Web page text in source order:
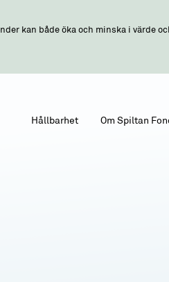
kan både öka och minska i värde
Om Spiltan
Hållbarhet